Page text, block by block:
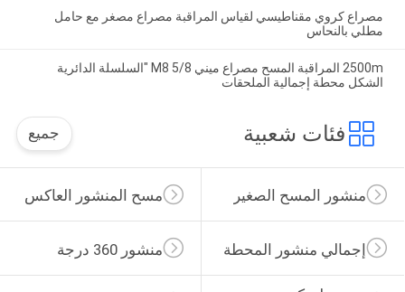
مصراع كروي مقناطيسي لقياس المراقبة مصراع مصغر مع حامل
مطلي بالنحاس
2500m المراقبة المسح مصراع ميني M8 5/8 "السلسلة الدائرية
الشكل محطة إجمالية الملحقات
فئات شعبية جميع
مسح المنشور العاكس منشور المسح الصغير
منشور 360 درجة إجمالي منشور المحطة